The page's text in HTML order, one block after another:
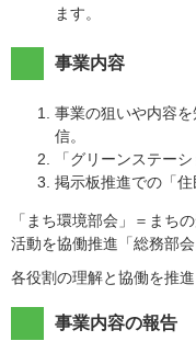
ます。
事業内容
事業の狙いや内容
信。
「グリーンステー
掲示板推進での「住
「まち環境部会」＝まち
活動を協働推進「総務部
各役割の理解と協働を推進
事業内容の報告